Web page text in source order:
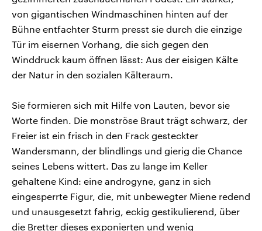
von gigantischen Windmaschinen hinten auf der
Bühne entfachter Sturm presst sie durch die einzige
Tür im eisernen Vorhang, die sich gegen den
Winddruck kaum öffnen lässt: Aus der eisigen Kälte
der Natur in den sozialen Kälteraum.
Sie formieren sich mit Hilfe von Lauten, bevor sie
Worte finden. Die monströse Braut trägt schwarz, der
Freier ist ein frisch in den Frack gesteckter
Wandersmann, der blindlings und gierig die Chance
seines Lebens wittert. Das zu lange im Keller
gehaltene Kind: eine androgyne, ganz in sich
eingesperrte Figur, die, mit unbewegter Miene redend
und unausgesetzt fahrig, eckig gestikulierend, über
die Bretter dieses exponierten und wenig